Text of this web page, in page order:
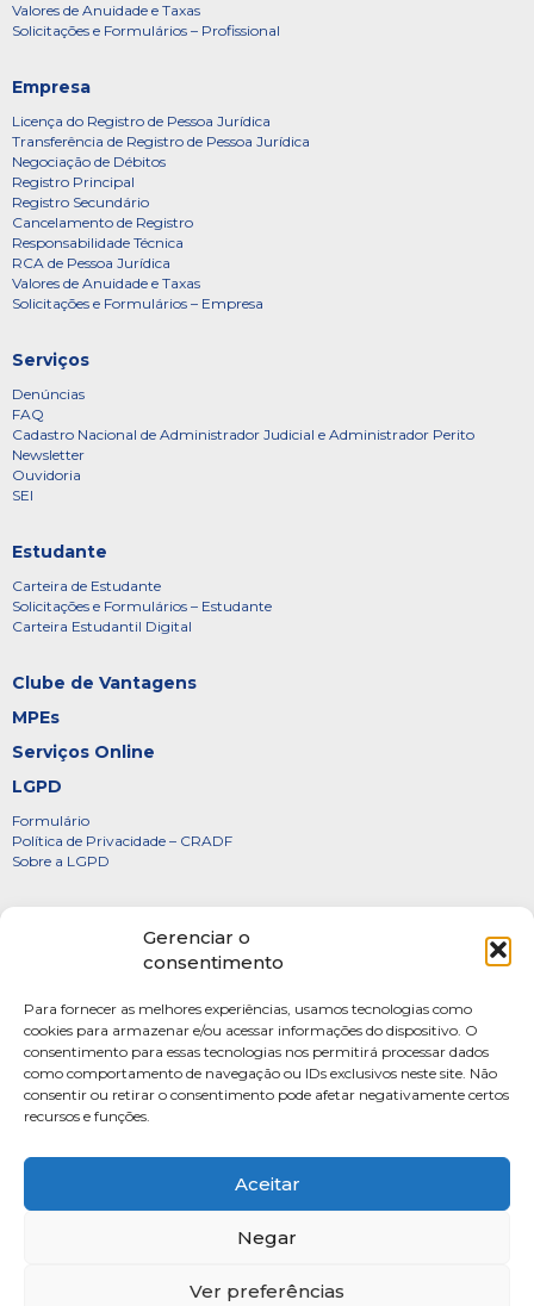
Gerenciar o
consentimento
Para fornecer as melhores experiências, usamos tecnologias como
cookies para armazenar e/ou acessar informações do dispositivo. O
consentimento para essas tecnologias nos permitirá processar dados
como comportamento de navegação ou IDs exclusivos neste site. Não
consentir ou retirar o consentimento pode afetar negativamente certos
recursos e funções.
Aceitar
Negar
Ver preferências
Valores de Anuidade e Taxas
Solicitações e Formulários – Profissional
Empresa
Licença do Registro de Pessoa Jurídica
Transferência de Registro de Pessoa Jurídica
Negociação de Débitos
Registro Principal
Registro Secundário
Cancelamento de Registro
Responsabilidade Técnica
RCA de Pessoa Jurídica
Valores de Anuidade e Taxas
Solicitações e Formulários – Empresa
Serviços
Denúncias
FAQ
Cadastro Nacional de Administrador Judicial e Administrador Perito
Newsletter
Ouvidoria
SEI
Estudante
Carteira de Estudante
Solicitações e Formulários – Estudante
Carteira Estudantil Digital
Clube de Vantagens
MPEs
Serviços Online
LGPD
Formulário
Política de Privacidade – CRADF
Sobre a LGPD
Diretoria
FOTOS
Webmail
Artigos
Escritores do Sistema
SAUS Quadra 06, Bloco K, Ed.Belvedere sala 201 Asa Sul Brasilia-DF CEP: 70070-